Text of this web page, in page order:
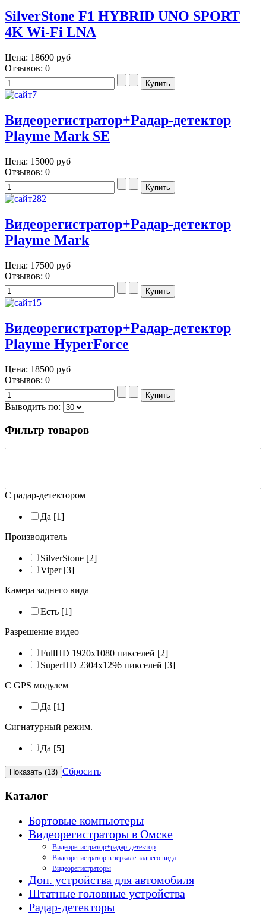
SilverStone F1 HYBRID UNO SPORT
4K Wi-Fi LNA
Цена: 18690 руб
Отзывов: 0
Видеорегистратор+Радар-детектор
Playme Mark SE
Цена: 15000 руб
Отзывов: 0
Видеорегистратор+Радар-детектор
Playme Mark
Цена: 17500 руб
Отзывов: 0
Видеорегистратор+Радар-детектор
Playme HyperForce
Цена: 18500 руб
Отзывов: 0
Выводить по:
Фильтр товаров
С радар-детектором
Да [1]
Производитель
SilverStone [2]
Viper[3]
Камера заднего вида
Есть [1]
Разрешение видео
FullHD 1920х1080 пикселей [2]
SuperHD 2304х1296 пикселей [3]
С GPS модулем
Да [1]
Сигнатурный режим.
Да [5]
Сбросить
Каталог
Бортовые компьютеры
Видеорегистраторы в Омске
Видеорегистратор+радар-детектор
Видеорегистратор в зеркале заднего вида
Видеорегистраторы
Доп. устройства для автомобиля
Штатные головные устройства
Радар-детекторы